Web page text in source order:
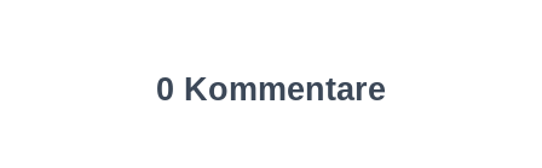
0 Kommentare